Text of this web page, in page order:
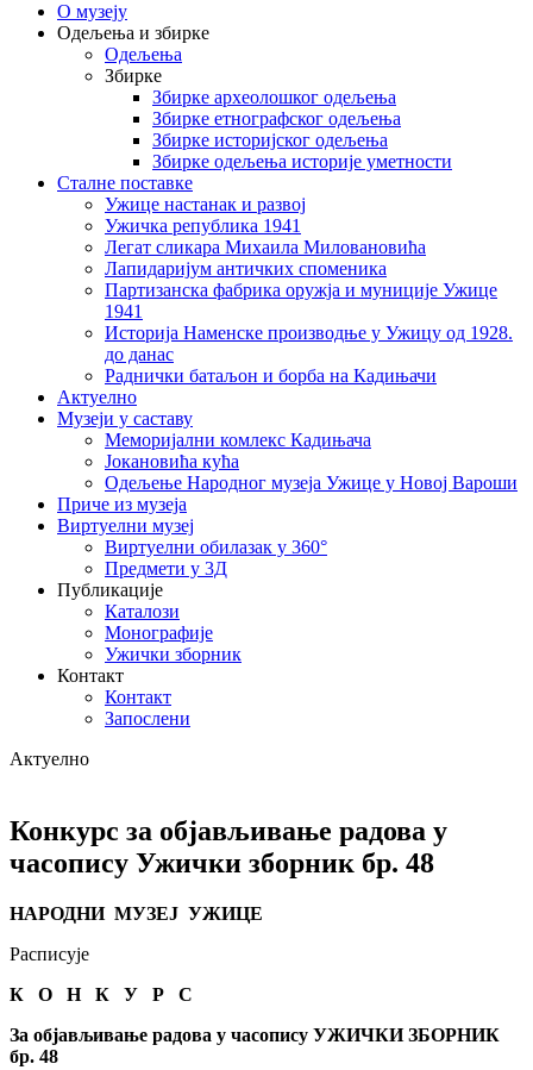
О музеју
Одељења и збирке
Одељења
Збирке
Збирке археолошког одељења
Збирке етнографског одељења
Збирке историјског одељења
Збирке одељења историје уметности
Сталне поставке
Ужице настанак и развој
Ужичка република 1941
Легат сликара Михаила Миловановића
Лапидаријум античких споменика
Партизанска фабрика оружја и муниције Ужице
1941
Историја Наменске производње у Ужицу од 1928.
до данас
Раднички батаљон и борба на Кадињачи
Актуелно
Музеји у саставу
Меморијални комлекс Кадињача
Јокановића кућа
Oдељење Народног музеја Ужице у Новој Вароши
Приче из музеја
Виртуелни музеј
Виртуелни обилазак у 360°
Предмети у 3Д
Публикације
Каталози
Монографије
Ужички зборник
Контакт
Контакт
Запослени
Актуелно
Конкурс за објављивање радова у
часопису Ужички зборник бр. 48
НАРОДНИ МУЗЕЈ УЖИЦЕ
Расписује
К О Н К У Р С
За објављивање радова у часопису УЖИЧКИ ЗБОРНИК
бр. 48